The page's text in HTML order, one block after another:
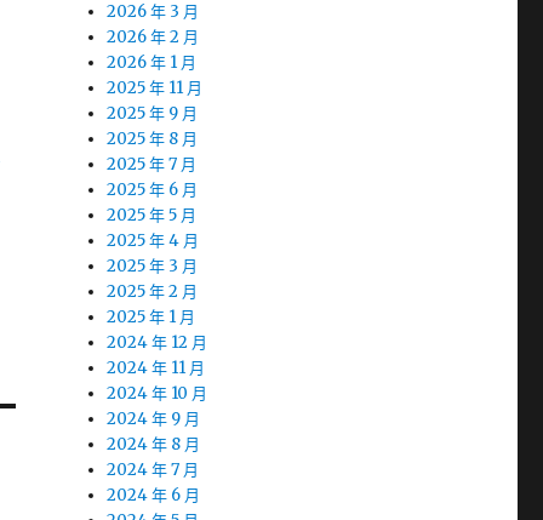
2026 年 3 月
2026 年 2 月
2026 年 1 月
2025 年 11 月
2025 年 9 月
2025 年 8 月
2025 年 7 月
2025 年 6 月
2025 年 5 月
2025 年 4 月
2025 年 3 月
2025 年 2 月
2025 年 1 月
2024 年 12 月
2024 年 11 月
2024 年 10 月
2024 年 9 月
2024 年 8 月
2024 年 7 月
2024 年 6 月